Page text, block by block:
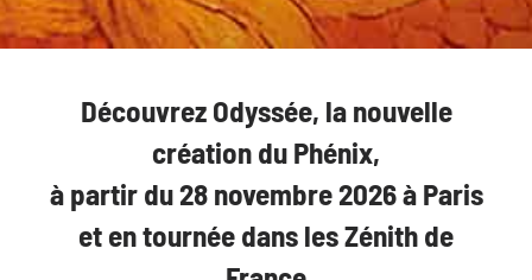
Découvrez Odyssée, la nouvelle
création du Phénix,
à partir du 28 novembre 2026 à Paris
et en tournée dans les Zénith de